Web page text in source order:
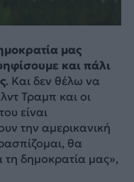
μας
και πάλι
. Και δεν θέλω να
Τραμπ και οι
είναι
την αμερικανική
θα
δημοκρατία μας»,